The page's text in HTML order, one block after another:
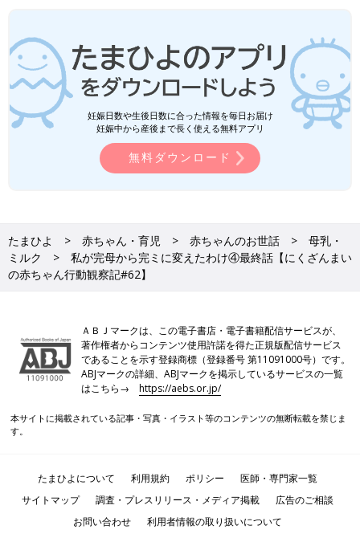
妊娠日数や生後日数に合った情報を毎日お届け
妊娠中から産後まで長く使える無料アプリ
無料ダウンロード
たまひよ 赤ちゃん・育児 赤ちゃんのお世話
母乳・
ミルク
私が完母から完ミに変えたわけ④最終話【にくざんまい
の赤ちゃん行動観察記#62】
ＡＢＪマークは、この電子書店・電子書籍配信サービスが、
著作権者からコンテンツ使用許諾を得た正規版配信サービス
であることを示す登録商標（登録番号 第11091000号）です。
ABJマークの詳細、ABJマークを掲示しているサービスの一覧
はこちら→https://aebs.or.jp/
本サイトに掲載されている記事・写真・イラスト等のコンテンツの無断転載を禁じま
す。
たまひよについて 利用規約 ポリシー
医師・専門家一覧
サイトマップ
調査・プレスリリース・メディア掲載
広告のご相談
お問い合わせ
利用者情報の取り扱いについて